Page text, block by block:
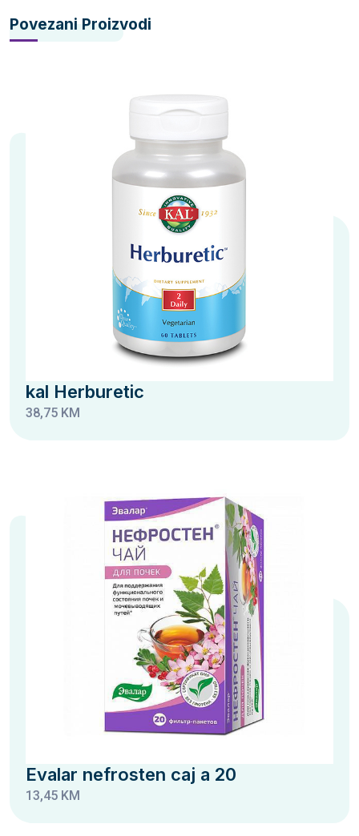
Povezani Proizvodi
kal Herburetic
38,75 KM
Evalar nefrosten caj a 20
13,45 KM